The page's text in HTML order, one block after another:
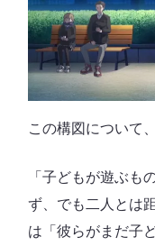
この構図について
「子どもが遊ぶも
ず、でも二人とは
は「彼らがまだ子